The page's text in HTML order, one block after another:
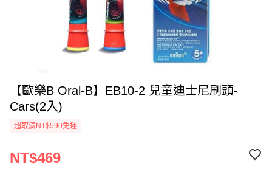
【歐樂B Oral-B】EB10-2 兒童迪士尼刷頭-
Cars(2入)
超取滿NT$590免運
NT$469